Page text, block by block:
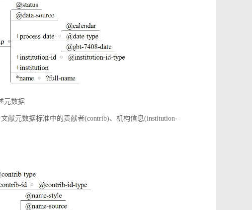
元数据
献元数据标准中的贡献者(contrib)、机构信息(institution-